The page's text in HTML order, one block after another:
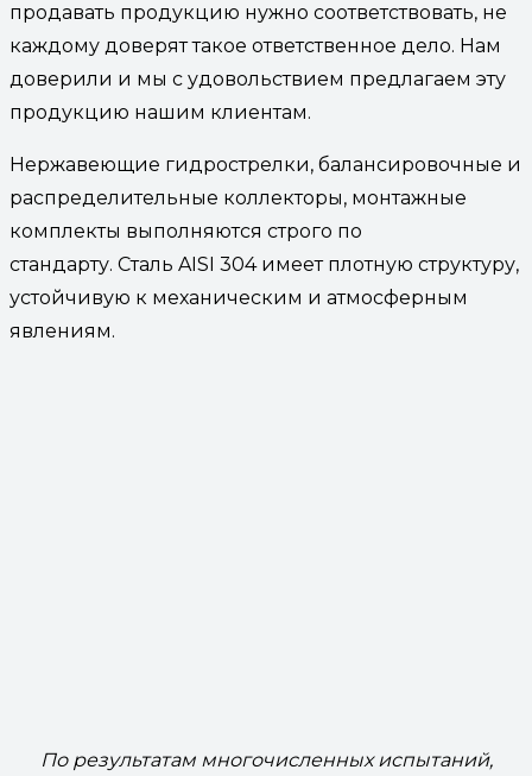
продавать продукцию нужно соответствовать, не
каждому доверят такое ответственное дело. Нам
доверили и мы с удовольствием предлагаем эту
продукцию нашим клиентам.
Нержавеющие гидрострелки, балансировочные и
распределительные коллекторы, монтажные
комплекты выполняются строго по
стандарту. Сталь AISI 304 имеет плотную структуру,
устойчивую к механическим и атмосферным
явлениям.
По результатам многочисленных испытаний,